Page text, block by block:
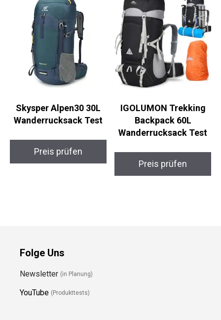
Skysper Alpen30 30L
Wanderrucksack Test
Preis prüfen
IGOLUMON Trekking
Backpack 60L
Wanderrucksack Test
Preis prüfen
Folge Uns
Newsletter (in Planung)
YouTube (Produkttests)